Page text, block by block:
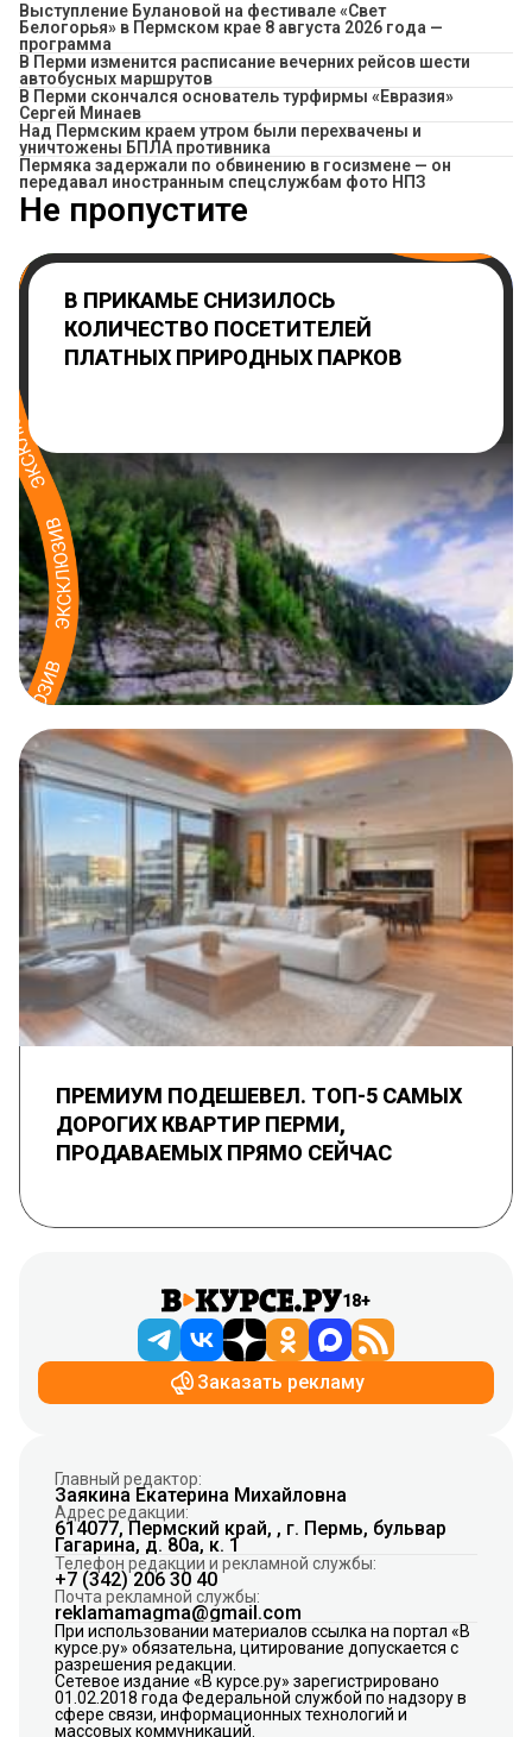
Выступление Булановой на фестивале «Свет
Белогорья» в Пермском крае 8 августа 2026 года —
программа
​В Перми изменится расписание вечерних рейсов шести
автобусных маршрутов
В Перми скончался основатель турфирмы «Евразия»
Сергей Минаев
Над Пермским краем утром были перехвачены и
уничтожены БПЛА противника
Пермяка задержали по обвинению в госизмене — он
передавал иностранным спецслужбам фото НПЗ
Не пропустите
В ПРИКАМЬЕ СНИЗИЛОСЬ
КОЛИЧЕСТВО ПОСЕТИТЕЛЕЙ
ПЛАТНЫХ ПРИРОДНЫХ ПАРКОВ
ПРЕМИУМ ПОДЕШЕВЕЛ. ТОП-5 САМЫХ
ДОРОГИХ КВАРТИР ПЕРМИ,
ПРОДАВАЕМЫХ ПРЯМО СЕЙЧАС
18+
Заказать рекламу
Главный редактор:
Заякина Екатерина Михайловна
Адрес редакции:
614077, Пермский край, , г. Пермь, бульвар
Гагарина, д. 80а, к. 1
Телефон редакции и рекламной службы:
+7 (342) 206 30 40
Почта рекламной службы:
reklamamagma@gmail.com
При использовании материалов ссылка на портал «В
курсе.ру» обязательна, цитирование допускается с
разрешения редакции.
Сетевое издание «В курсе.ру» зарегистрировано
01.02.2018 года Федеральной службой по надзору в
сфере связи, информационных технологий и
массовых коммуникаций.